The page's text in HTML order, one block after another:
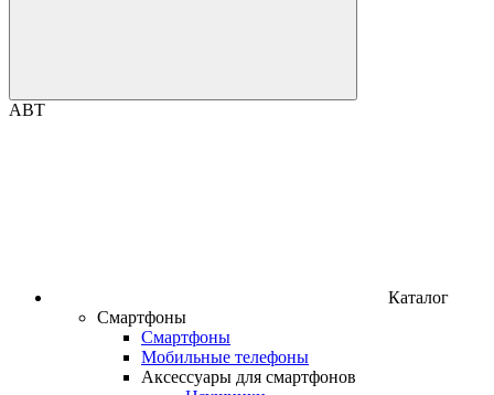
ABT
Каталог
Смартфоны
Смартфоны
Мобильные телефоны
Аксессуары для смартфонов